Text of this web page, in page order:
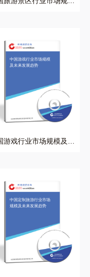
中国游戏行业市场规模
及未来发展趋势
游戏行业市场规模及未
中国定制旅游行业市场
规模及未来发展趋势